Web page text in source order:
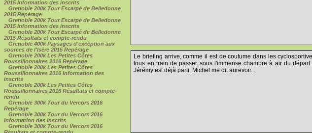
2015 Information des inscrits
Grenoble 200k Tour Escarpé de Belledonne
2015 Repérage
Grenoble 200k Tour Escarpé de Belledonne
2015 Information des inscrits
Grenoble 200k Tour Escarpé de Belledonne
2015 Résultats et compte-rendu
Grenoble 400k Paysages d'exception aux
sources de l'Isère 2015 Repérage
Grenoble 200k Les Petites Côtes
Roussillonnaires 2016 Repérage
Grenoble 200k Les Petites Côtes
Roussillonnaires 2016 Information des
inscrits
Grenoble 200k Les Petites Côtes
Roussillonnaires 2016 Résultats et compte-
rendu
Grenoble 300k Tour du Vercors 2016
Repérage
Grenoble 300k Tour du Vercors 2016
Information des inscrits
Grenoble 300k Tour du Vercors 2016
Le briefing arrive, comme il est de coutume dans les
tous en train de passer sous l'immense chambre à air du
Jérémy est déjà parti, Michel me dit aurevoir...